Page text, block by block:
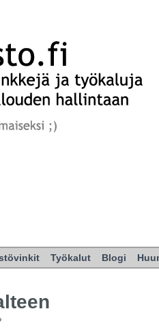
Työkalut Blogi